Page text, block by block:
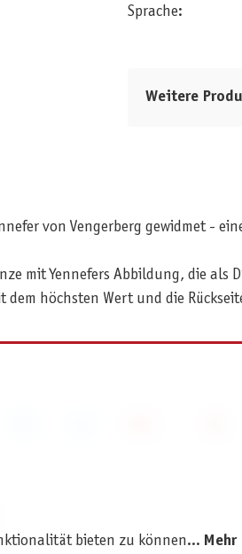
Sprache:
Weitere
von Vengerberg gewidmet -
mit Yennefers Abbildung, die
höchsten Wert und die
bieten zu können... Mehr